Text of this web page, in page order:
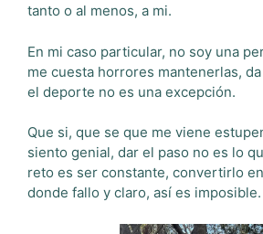
tanto o al menos, a mi.
En mi caso particular, no soy una
me cuesta horrores mantenerlas,
el deporte no es una excepción.
Que si, que se que me viene
siento genial, dar el paso no es lo
reto es ser constante, convertirlo
donde fallo y claro, así es imposible.